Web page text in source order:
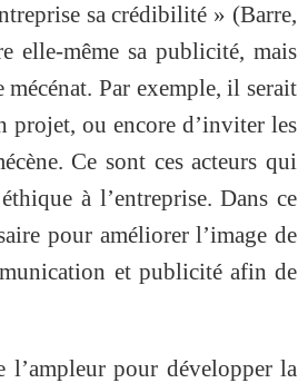
sa crédibilité » (Barre,
elle-même sa publicité, mais
Par exemple, il serait
projet, ou encore d’inviter les
Ce sont ces acteurs qui
à l’entreprise. Dans ce
pour améliorer l’image de
et publicité afin de
pour développer la